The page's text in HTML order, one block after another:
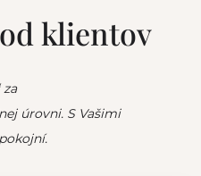
klientov
úrovni. S Vašimi